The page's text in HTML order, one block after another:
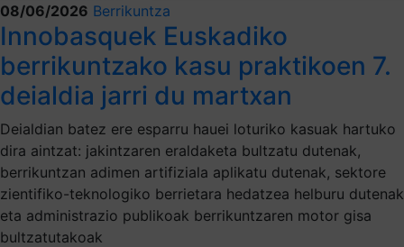
08/06/2026 Berrikuntza
Innobasquek Euskadiko
berrikuntzako kasu praktikoen 7.
deialdia jarri du martxan
Deialdian batez ere esparru hauei loturiko kasuak hartuko
dira aintzat: jakintzaren eraldaketa bultzatu dutenak,
berrikuntzan adimen artifiziala aplikatu dutenak, sektore
zientifiko-teknologiko berrietara hedatzea helburu dutenak
eta administrazio publikoak berrikuntzaren motor gisa
bultzatutakoak